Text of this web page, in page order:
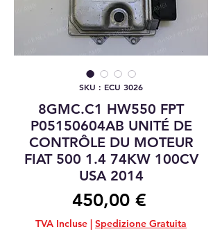
SKU : ECU 3026
8GMC.C1 HW550 FPT
P05150604AB UNITÉ DE
CONTRÔLE DU MOTEUR
FIAT 500 1.4 74KW 100CV
USA 2014
450,00 €
TVA Incluse | Spedizione Gratuita